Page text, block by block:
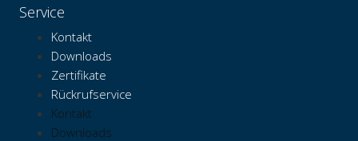
Service
Kontakt
Downloads
Zertifikate
Rückrufservice
Kontakt
Downloads